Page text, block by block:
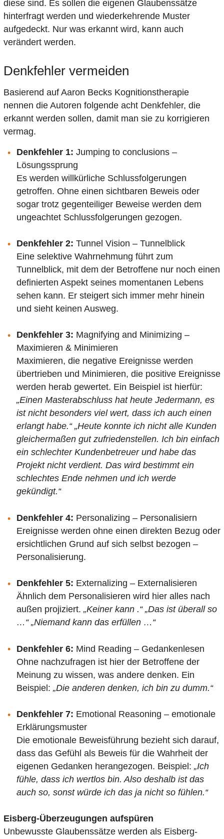
diese sind. Es sollen die eigenen Glaubenssätze
hinterfragt werden und wiederkehrende Muster
aufgedeckt. Nur was erkannt wird, kann auch
verändert werden.
Denkfehler vermeiden
Basierend auf Aaron Becks Kognitionstherapie
nennen die Autoren folgende acht Denkfehler, die
erkannt werden sollen, damit man sie zu korrigieren
vermag.
Denkfehler 1: Jumping to conclusions –
Lösungssprung
Es werden willkürliche Schlussfolgerungen
getroffen. Ohne einen sichtbaren Beweis oder
sogar trotz gegenteiliger Beweise werden dem
ungeachtet Schlussfolgerungen gezogen.
Denkfehler 2: Tunnel Vision – Tunnelblick
Eine selektive Wahrnehmung führt zum
Tunnelblick, mit dem der Betroffene nur noch einen
definierten Aspekt seines momentanen Lebens
sehen kann. Er steigert sich immer mehr hinein
und sieht keinen Ausweg.
Denkfehler 3: Magnifying and Minimizing –
Maximieren & Minimieren
Maximieren, die negative Ereignisse werden
übertrieben und Minimieren, die positive Ereignisse
werden herab gewertet. Ein Beispiel ist hierfür:
„Einen Masterabschluss hat heute Jedermann, es
ist nicht besonders viel wert, dass ich auch einen
erlangt habe.“ „Heute konnte ich nicht alle Kunden
gleichermaßen gut zufriedenstellen. Ich bin einfach
ein schlechter Kundenbetreuer und habe das
Projekt nicht verdient. Das wird bestimmt ein
schlechtes Ende nehmen und ich werde
gekündigt.“
Denkfehler 4: Personalizing – Personalisiern
Ereignisse werden ohne einen direkten Bezug oder
ersichtlichen Grund auf sich selbst bezogen –
Personalisierung.
Denkfehler 5: Externalizing – Externalisieren
Ähnlich dem Personalisieren wird hier alles nach
außen projiziert.„Keiner kann .“ „Das ist überall so
…“ „Niemand kann das erfüllen …“
Denkfehler 6: Mind Reading – Gedankenlesen
Ohne nachzufragen ist hier der Betroffene der
Meinung zu wissen, was andere denken. Ein
Beispiel:„Die anderen denken, ich bin zu dumm.“
Denkfehler 7: Emotional Reasoning – emotionale
Erklärungsmuster
Die emotionale Beweisführung bezieht sich darauf,
dass das Gefühl als Beweis für die Wahrheit der
eigenen Gedanken herangezogen. Beispiel:„Ich
fühle, dass ich wertlos bin. Also deshalb ist das
auch so, sonst würde ich das ja nicht so fühlen.“
Eisberg-Überzeugungen aufspüren
Unbewusste Glaubenssätze werden als Eisberg-